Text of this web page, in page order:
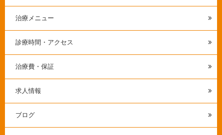
治療メニュー
診療時間・アクセス
治療費・保証
求人情報
ブログ